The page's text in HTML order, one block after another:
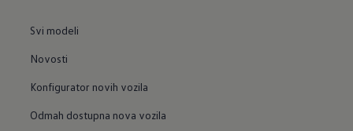
Svi modeli
Novosti
Konfigurator novih vozila
Odmah dostupna nova vozila